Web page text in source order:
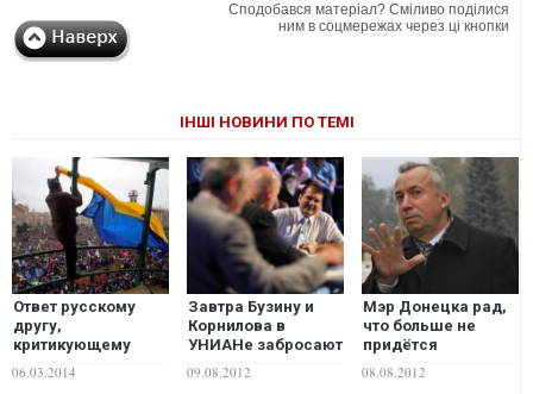
Сподобався матеріал? Сміливо поділися
ним в соцмережах через ці кнопки
ІНШІ НОВИНИ ПО ТЕМІ
Ответ русскому
другу,
критикующему
Майдан
06.03.2014
Завтра Бузину и
Корнилова в
УНИАНе забросают
09.08.2012
Мэр Донецка рад,
что больше не
придётся
«корявом
08.08.2012